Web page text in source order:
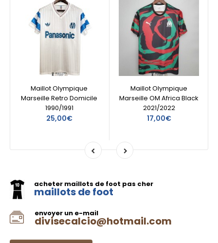
Maillot Olympique
Marseille Retro Domicile
1990/1991
25,00€
Maillot Olympique
Marseille OM Africa Black
2021/2022
17,00€
acheter maillots de foot pas cher
maillots de foot
envoyer un e-mail
divisecalcio@hotmail.com